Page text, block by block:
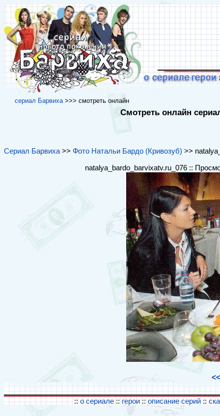
cериал Барвиха>>> cмотреть онлайн
Смотреть онлайн
Сериал Барвиха >> Фото Натальи Бардо (Кривозуб) >>
natalya_bardo_barvixatv.ru_076 ::
<<
:: о сериале:: герои::описание серий::